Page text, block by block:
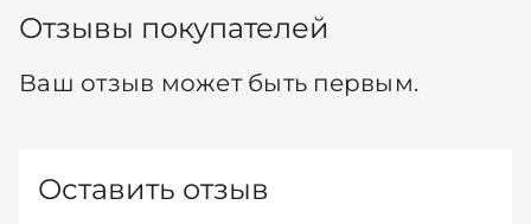
Отзывы покупателей
Ваш отзыв может быть первым.
Оставить отзыв